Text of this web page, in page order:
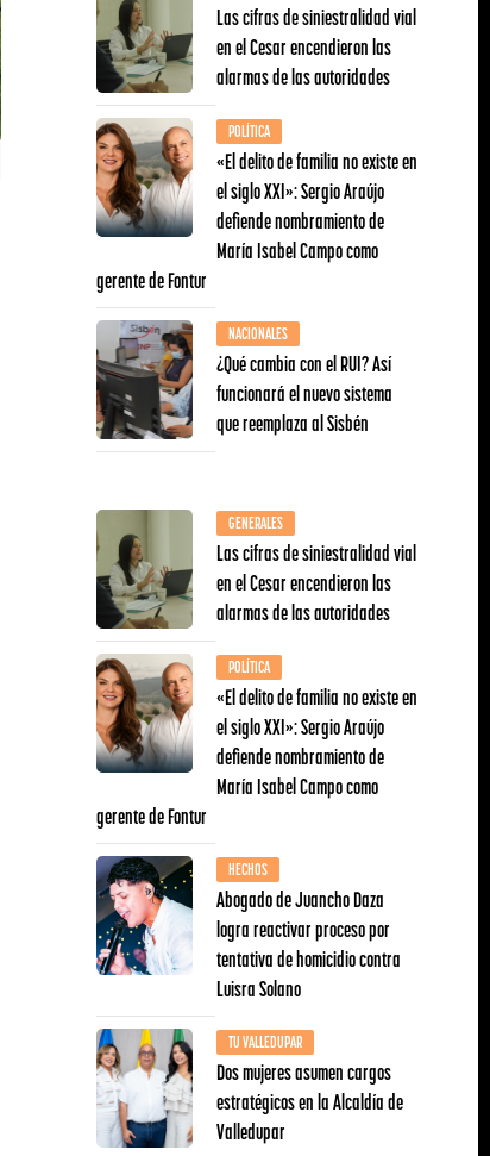
Las cifras de siniestralidad vial
en el Cesar encendieron las
alarmas de las autoridades
POLÍTICA
«El delito de familia no existe en
el siglo XXI»: Sergio Araújo
defiende nombramiento de
María Isabel Campo como
gerente de Fontur
NACIONALES
¿Qué cambia con el RUI? Así
funcionará el nuevo sistema
que reemplaza al Sisbén
GENERALES
Las cifras de siniestralidad vial
en el Cesar encendieron las
alarmas de las autoridades
POLÍTICA
«El delito de familia no existe en
el siglo XXI»: Sergio Araújo
defiende nombramiento de
María Isabel Campo como
gerente de Fontur
HECHOS
Abogado de Juancho Daza
logra reactivar proceso por
tentativa de homicidio contra
Luisra Solano
TU VALLEDUPAR
Dos mujeres asumen cargos
estratégicos en la Alcaldía de
Valledupar